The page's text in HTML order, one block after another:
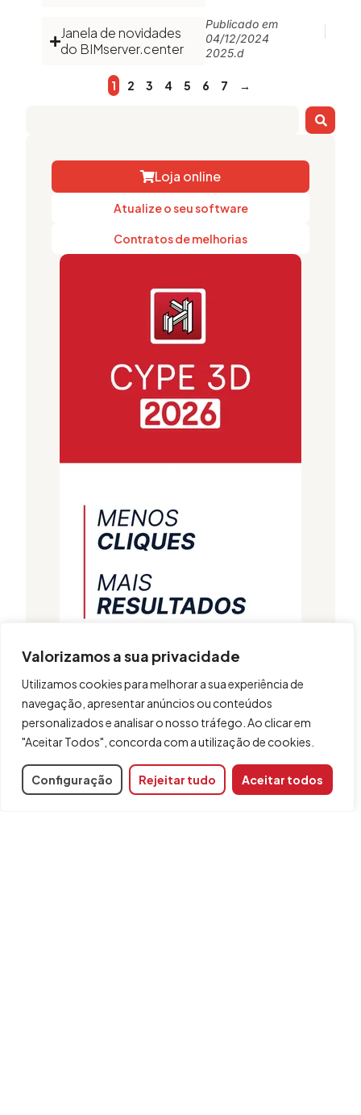
Valorizamos a sua privacidade
Utilizamos cookies para melhorar a sua experiência de
navegação, apresentar anúncios ou conteúdos
personalizados e analisar o nosso tráfego. Ao clicar em
"Aceitar Todos", concorda com a utilização de cookies.
Configuração Rejeitar tudo Aceitar todos
Loja online
Atualize o seu software
Contratos de melhorias
Janela de novidades
do BIMserver.center
Publicado em
04/12/2024
2025.d
1 2 3 4 5 6 7 →